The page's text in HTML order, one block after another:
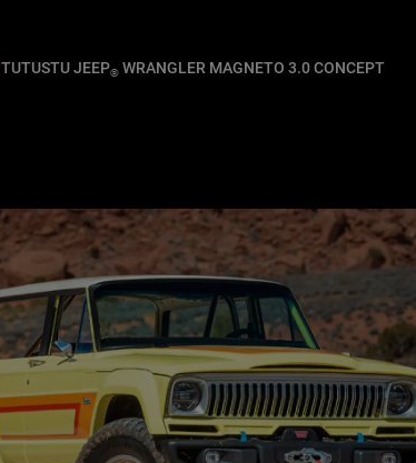
TUTUSTU JEEP®WRANGLER MAGNETO 3.0 CONCEPT